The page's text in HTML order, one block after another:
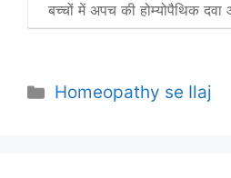
बच्चों में अपच की होम्योपैथिक
Categories
Homeopathy se Ilaj